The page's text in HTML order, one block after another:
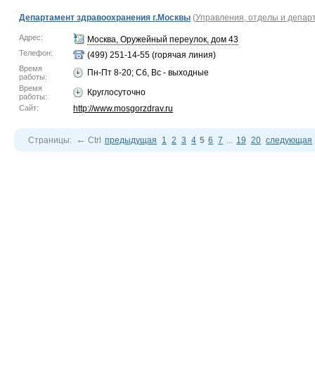
Департамент здравоохранения г.Москвы (Управления, отделы и
Адрес: Москва, Оружейный переулок, дом 43
Телефон: (499) 251-14-55 (горячая линия)
Время
работы:
Пн-Пт 8-20; Сб, Вс - выходные
Время
работы:
Круглосуточно
Сайт: http://www.mosgorzdrav.ru
Страницы: ← Ctrl предыдущая 1 2 3 4 5 6 7 ... 19 20 следующая